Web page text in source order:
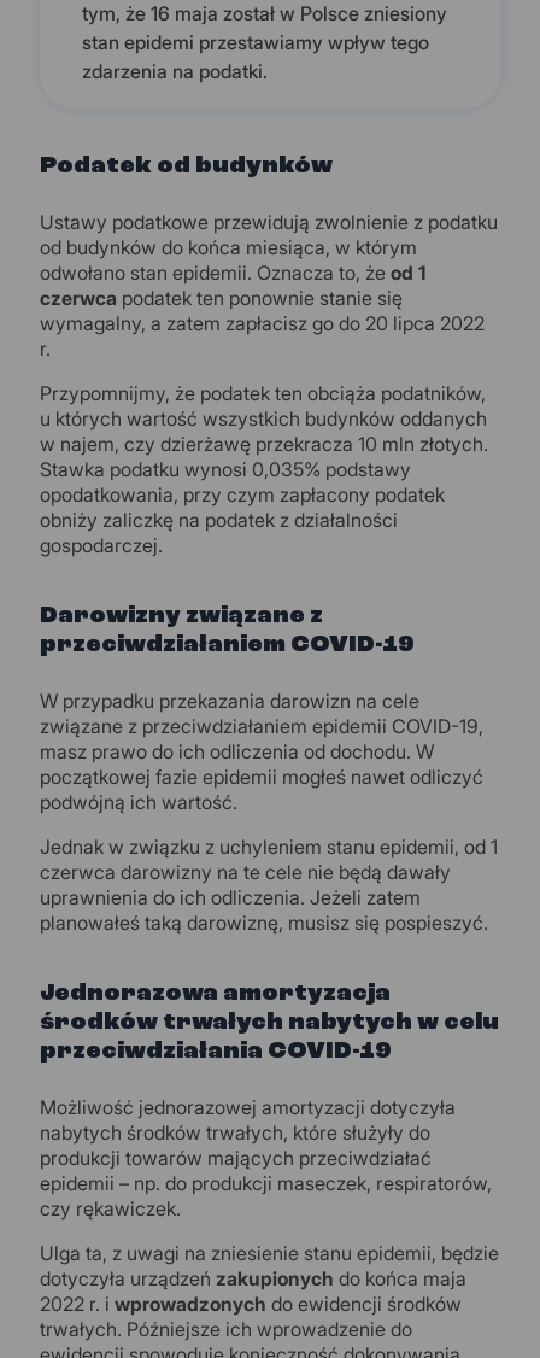
tym, że 16 maja został w Polsce zniesiony
stan epidemi przestawiamy wpływ tego
zdarzenia na podatki.
Podatek od budynków
Ustawy podatkowe przewidują zwolnienie z podatku
od budynków do końca miesiąca, w którym
odwołano stan epidemii. Oznacza to, żeod 1
czerwca podatek ten ponownie stanie się
wymagalny, a zatem zapłacisz go do 20 lipca 2022
r.
Przypomnijmy, że podatek ten obciąża podatników,
u których wartość wszystkich budynków oddanych
w najem, czy dzierżawę przekracza 10 mln złotych.
Stawka podatku wynosi 0,035% podstawy
opodatkowania, przy czym zapłacony podatek
obniży zaliczkę na podatek z działalności
gospodarczej.
Darowizny związane z
przeciwdziałaniem COVID-19
W przypadku przekazania darowizn na cele
związane z przeciwdziałaniem epidemii COVID-19,
masz prawo do ich odliczenia od dochodu. W
początkowej fazie epidemii mogłeś nawet odliczyć
podwójną ich wartość.
Jednak w związku z uchyleniem stanu epidemii, od 1
czerwca darowizny na te cele nie będą dawały
uprawnienia do ich odliczenia. Jeżeli zatem
planowałeś taką darowiznę, musisz się pospieszyć.
Jednorazowa amortyzacja
środków trwałych nabytych w celu
przeciwdziałania COVID-19
Możliwość jednorazowej amortyzacji dotyczyła
nabytych środków trwałych, które służyły do
produkcji towarów mających przeciwdziałać
epidemii – np. do produkcji maseczek, respiratorów,
czy rękawiczek.
Ulga ta, z uwagi na zniesienie stanu epidemii, będzie
dotyczyła urządzeń zakupionych do końca maja
2022 r. iwprowadzonych do ewidencji środków
trwałych. Późniejsze ich wprowadzenie do